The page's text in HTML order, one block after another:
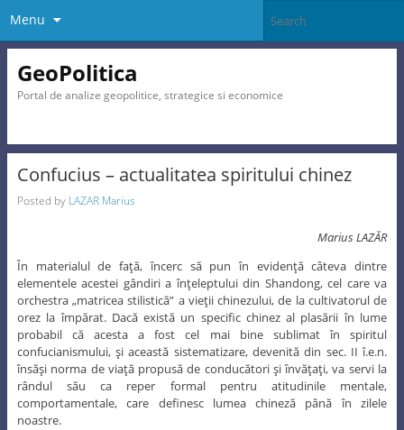
Menu
GeoPolitica
Portal de analize geopolitice, strategice si economice
Confucius – actualitatea spiritului chinez
Posted by LAZAR Marius
Marius LAZĂR
În materialul de faţă, încerc să pun în evidenţă câteva dintre
elementele acestei gândiri a înţeleptului din Shandong, cel care va
orchestra „matricea stilistică” a vieţii chinezului, de la cultivatorul de
orez la împărat. Dacă există un specific chinez al plasării în lume
probabil că acesta a fost cel mai bine sublimat în spiritul
confucianismului, şi această sistematizare, devenită din sec. II î.e.n.
însăşi norma de viaţă propusă de conducători şi învăţaţi, va servi la
rândul său ca reper formal pentru atitudinile mentale,
comportamentale, care definesc lumea chineză până în zilele
noastre.